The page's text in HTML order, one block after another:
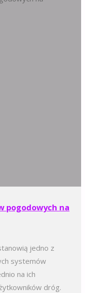
pogodowych na
jedno z
systemów
na ich
dróg.